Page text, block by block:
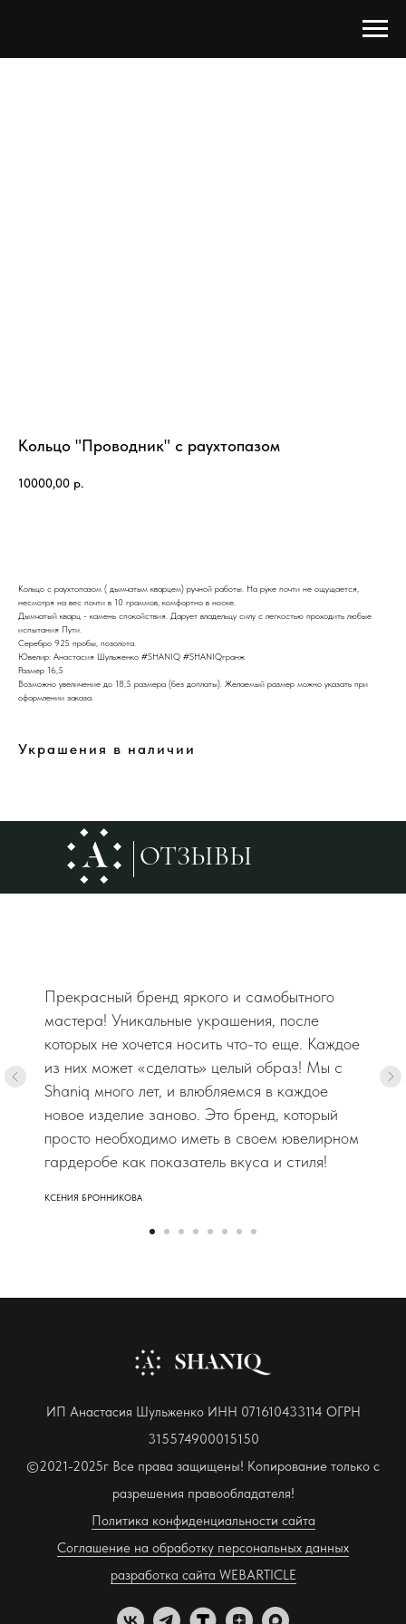
Кольцо "Проводник" с раухтопазом
10000,00 р.
Кольцо с раухтопазом ( дымчатым кварцем) ручной работы. На руке почти не ощущается,
несмотря на вес почти в 10 граммов, комфортно в носке.
Дымчатый кварц - камень спокойствия. Дарует владельцу силу с легкостью проходить любые
испытания Пути.
Серебро 925 пробы, позолота.
Ювелир: Анастасия Шульженко #SHANIQ #SHANIQгранж
Размер 16,5
Возможно увеличение до 18,5 размера (без доплаты). Желаемый размер можно указать при
оформлении заказа.
Украшения в наличии
ОТЗЫВЫ
Прекрасный бренд яркого и самобытного
мастера! Уникальные украшения, после
которых не хочется носить что-то еще. Каждое
из них может «сделать» целый образ! Мы с
Shaniq много лет, и влюбляемся в каждое
новое изделие заново. Это бренд, который
просто необходимо иметь в своем ювелирном
гардеробе как показатель вкуса и стиля!
КСЕНИЯ БРОННИКОВА
ИП Анастасия Шульженко ИНН 071610433114 ОГРН
315574900015150
©2021-2025г Все права защищены! Копирование только с
разрешения правообладателя!
Политика конфиденциальности сайта
Соглашение на обработку персональных данных
разработка сайта WEBARTICLE